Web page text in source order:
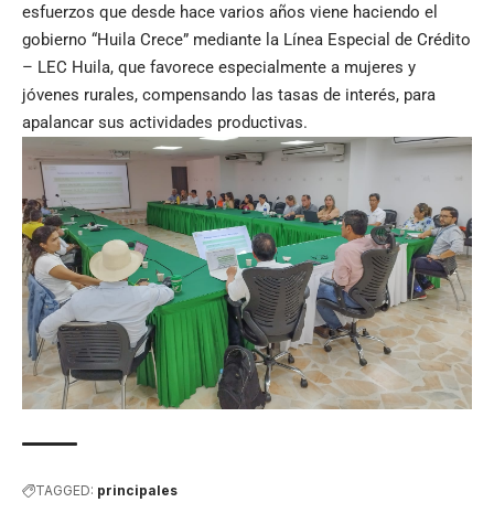
esfuerzos que desde hace varios años viene haciendo el
gobierno “Huila Crece” mediante la Línea Especial de Crédito
– LEC Huila, que favorece especialmente a mujeres y
jóvenes rurales, compensando las tasas de interés, para
apalancar sus actividades productivas.
TAGGED: principales